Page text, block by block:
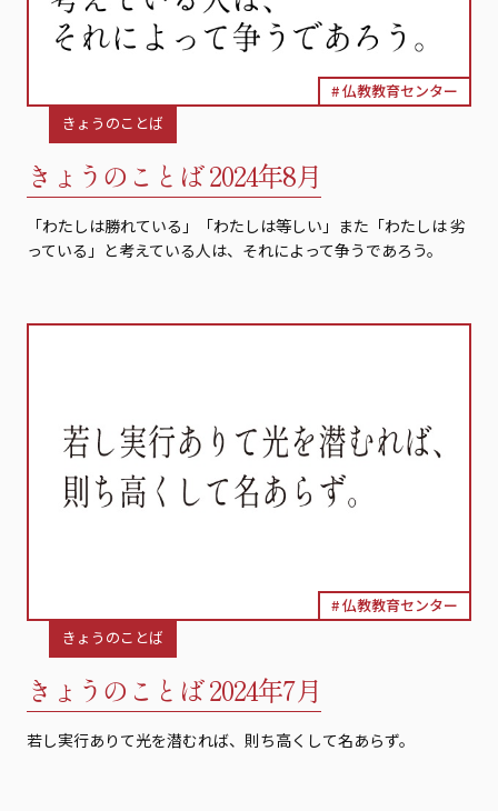
仏教教育センター
きょうのことば
きょうのことば 2024年8月
「わたしは勝れている」「わたしは等しい」また「わたしは 劣
っている」と考えている人は、それによって争うであろう。
仏教教育センター
きょうのことば
きょうのことば 2024年7月
若し実行ありて光を潜むれば、則ち高くして名あらず。